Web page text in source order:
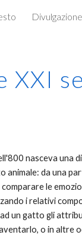
Divulgazione
XXI
nasceva una
animale: da una
le
i relativi
un gatto gli
o in altre